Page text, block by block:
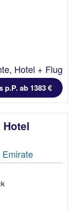
Hotel + Flug
p.P. ab 1383 €
Hotel